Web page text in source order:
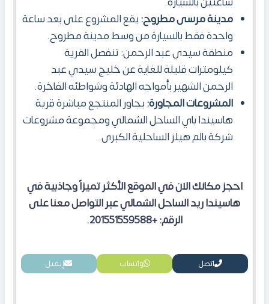
مدينة مرسى مطروح:يقع المشروع على بعد ساعة
واحدة فقط بالسيارة من وسط مدينة مطروح.
منطقة سيدي عبد الرحمن:تنفصل القرية
كيلومترات قليلة للغاية عن خليج سيدي عبد
الرحمن الشهير بأمواجه الهادئة وشواطئه الفاخرة.
المشروعات المجاورة:يجاور المنتجع مباشرة قرية
هاسيندا باي الساحل الشمالي ومجموعة مشروعات
شركة بالم هيلز الساحلية الكبرى.
احجز مكانك الان في الموقع الأكثر تميزاً وجاذبية في
هاسيندا ريد الساحل الشمالي عبر التواصل معنا على
الرقم: +201551559588.
اتصل واتساب إيميل